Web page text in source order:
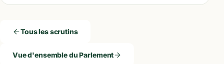
Tous les scrutins
Vue d'ensemble du Parlement